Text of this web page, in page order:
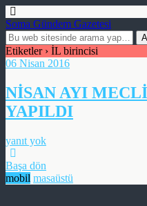
Soma Gündem Gazetesi
Etiketler › İL birincisi
06 Nisan 2016
NİSAN AYI
YAPILDI
yanıt yok
Başa dön
mobil masaüstü